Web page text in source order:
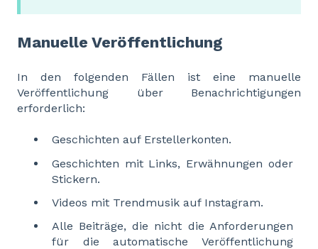
Manuelle Veröffentlichung
In den folgenden Fällen ist eine manuelle
Veröffentlichung über Benachrichtigungen
erforderlich:
Geschichten auf Erstellerkonten.
Geschichten mit Links, Erwähnungen oder
Stickern.
Videos mit Trendmusik auf Instagram.
Alle Beiträge, die nicht die Anforderungen
für die automatische Veröffentlichung